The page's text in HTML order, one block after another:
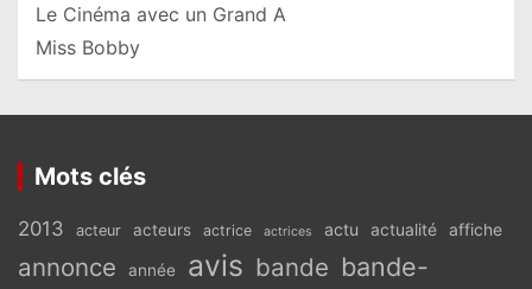
Le Cinéma avec un Grand A
Miss Bobby
Mots clés
2013 acteur acteurs actrice actrices actu actualité affiche
annonce année avis bande bande-